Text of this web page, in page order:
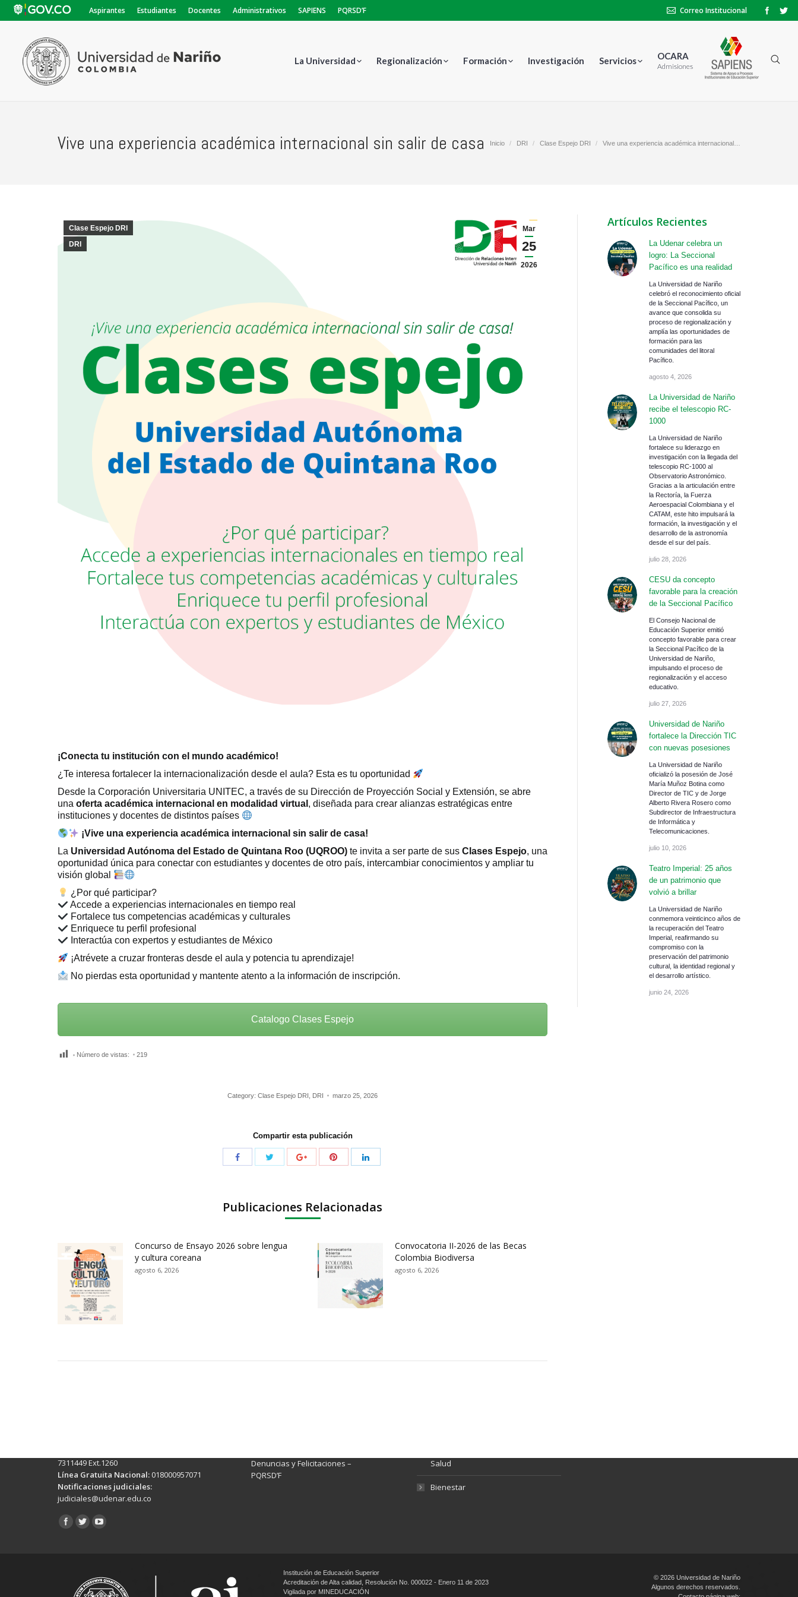
Aspirantes Estudiantes Docentes Administrativos SAPIENS PQRSD’F Correo Institucional
La Universidad Regionalización Formación Investigación Servicios OCARA
Admisiones
Vive una experiencia académica internacional sin salir de casa Estás aquí:
Inicio DRI Clase Espejo DRI Vive una experiencia académica internacional…
Mar
25
2026
Clase Espejo DRI
DRI
¡Conecta tu institución con el mundo académico!
¿Te interesa fortalecer la internacionalización desde el aula? Esta es tu oportunidad
Desde la Corporación Universitaria UNITEC, a través de su Dirección de Proyección Social y Extensión, se abre
una oferta académica internacional en modalidad virtual , diseñada para crear alianzas estratégicas entre
instituciones y docentes de distintos países
¡Vive una experiencia académica internacional sin salir de casa!
La Universidad Autónoma del Estado de Quintana Roo (UQROO) te invita a ser parte de sus Clases Espejo, una
oportunidad única para conectar con estudiantes y docentes de otro país, intercambiar conocimientos y ampliar tu
visión global
¿Por qué participar?
Accede a experiencias internacionales en tiempo real
Fortalece tus competencias académicas y culturales
Enriquece tu perfil profesional
Interactúa con expertos y estudiantes de México
¡Atrévete a cruzar fronteras desde el aula y potencia tu aprendizaje!
No pierdas esta oportunidad y mantente atento a la información de inscripción.
Catalogo Clases Espejo
Número de vistas: 219
Category: Clase Espejo DRI DRI marzo 25, 2026
Compartir esta publicación
Publicaciones Relacionadas
Concurso de Ensayo 2026 sobre lengua
y cultura coreana
agosto 6, 2026
Convocatoria II-2026 de las Becas
Colombia Biodiversa
agosto 6, 2026
Artículos Recientes
La Udenar celebra un
logro: La Seccional
Pacífico es una realidad
La Universidad de Nariño
celebró el reconocimiento oficial
de la Seccional Pacífico, un
avance que consolida su
proceso de regionalización y
amplía las oportunidades de
formación para las
comunidades del litoral
Pacífico.
agosto 4, 2026
La Universidad de Nariño
recibe el telescopio RC-
1000
La Universidad de Nariño
fortalece su liderazgo en
investigación con la llegada del
telescopio RC-1000 al
Observatorio Astronómico.
Gracias a la articulación entre
la Rectoría, la Fuerza
Aeroespacial Colombiana y el
CATAM, este hito impulsará la
formación, la investigación y el
desarrollo de la astronomía
desde el sur del país.
julio 28, 2026
CESU da concepto
favorable para la creación
de la Seccional Pacífico
El Consejo Nacional de
Educación Superior emitió
concepto favorable para crear
la Seccional Pacífico de la
Universidad de Nariño,
impulsando el proceso de
regionalización y el acceso
educativo.
julio 27, 2026
Universidad de Nariño
fortalece la Dirección TIC
con nuevas posesiones
La Universidad de Nariño
oficializó la posesión de José
María Muñoz Botina como
Director de TIC y de Jorge
Alberto Rivera Rosero como
Subdirector de Infraestructura
de Informática y
Telecomunicaciones.
julio 10, 2026
Teatro Imperial: 25 años
de un patrimonio que
volvió a brillar
La Universidad de Nariño
conmemora veinticinco años de
la recuperación del Teatro
Imperial, reafirmando su
compromiso con la
preservación del patrimonio
cultural, la identidad regional y
el desarrollo artístico.
junio 24, 2026
7311449 Ext.1260
Línea Gratuita Nacional: 018000957071
Notificaciones judiciales:
judiciales@udenar.edu.co
Encuéntranos en:
Denuncias y Felicitaciones –
PQRSD’F
Salud
Bienestar
Institución de Educación Superior
Acreditación de Alta calidad, Resolución No. 000022 - Enero 11 de 2023
Vigilada por MINEDUCACIÓN
© 2026 Universidad de Nariño
Algunos derechos reservados.